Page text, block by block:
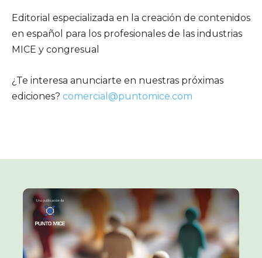
Editorial especializada en la creación de contenidos
en español para los profesionales de las industrias
MICE y congresual
¿Te interesa anunciarte en nuestras próximas
ediciones? comercial@puntomice.com
ANÁLISIS
EL POTENCIAL DEL POSCONGRESO
ENTREVISTAS
mesoestetic